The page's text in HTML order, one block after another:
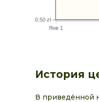
Янв 1
0.50 zł
История
В приведённой